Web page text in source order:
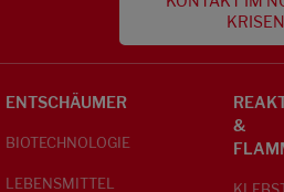
ENTSCHÄUMER
BIOTECHNOLOGIE
LEBENSMITTEL
&